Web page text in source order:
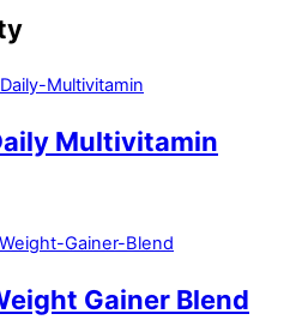
Multivitamin
Gainer Blend